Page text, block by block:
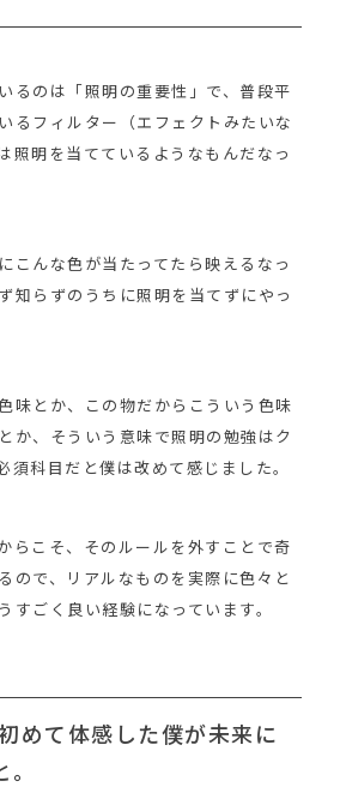
るのは「照明の重要性」で、普段平
るフィルター（エフェクトみたいな
照明を当てているようなもんだなっ
こんな色が当たってたら映えるなっ
知らずのうちに照明を当てずにやっ
味とか、この物だからこういう色味
か、そういう意味で照明の勉強はク
須科目だと僕は改めて感じました。
らこそ、そのルールを外すことで奇
ので、リアルなものを実際に色々と
すごく良い経験になっています。
めて体感した僕が未来に